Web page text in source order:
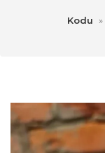
Kodu »